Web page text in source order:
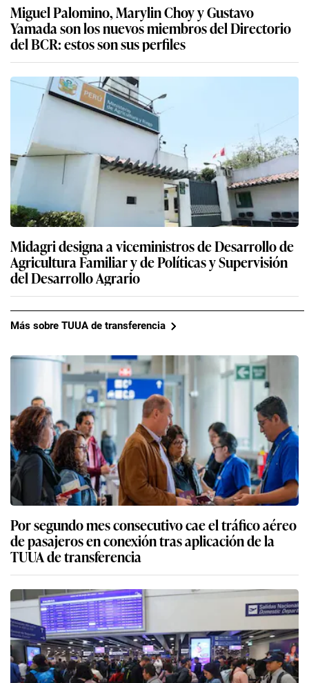
Miguel Palomino, Marylin Choy y Gustavo
Yamada son los nuevos miembros del Directorio
del BCR: estos son sus perfiles
Midagri designa a viceministros de Desarrollo de
Agricultura Familiar y de Políticas y Supervisión
del Desarrollo Agrario
Más sobre TUUA de transferencia
Por segundo mes consecutivo cae el tráfico aéreo
de pasajeros en conexión tras aplicación de la
TUUA de transferencia